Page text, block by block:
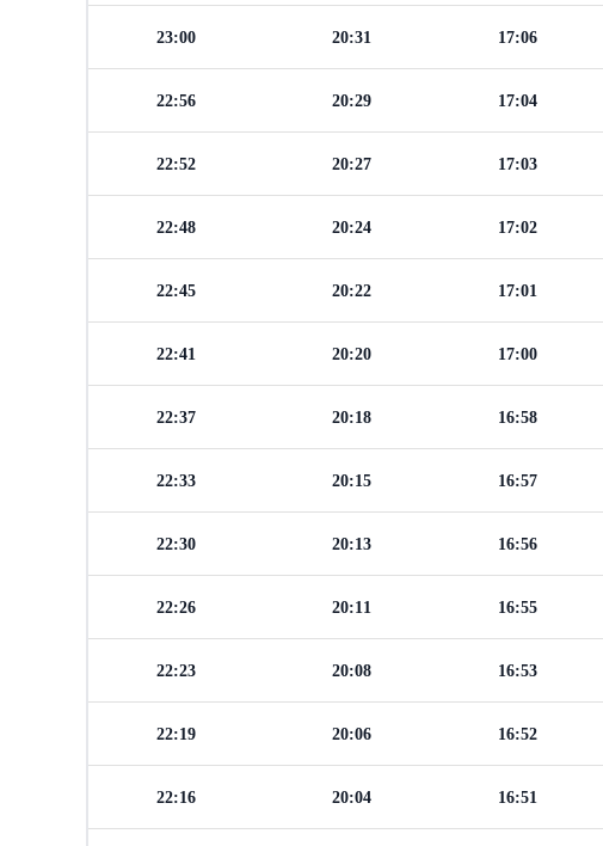
17:06
20:31
23:00
17:04
20:29
22:56
17:03
20:27
22:52
17:02
20:24
22:48
17:01
20:22
22:45
17:00
20:20
22:41
16:58
20:18
22:37
16:57
20:15
22:33
16:56
20:13
22:30
16:55
20:11
22:26
16:53
20:08
22:23
16:52
20:06
22:19
16:51
20:04
22:16